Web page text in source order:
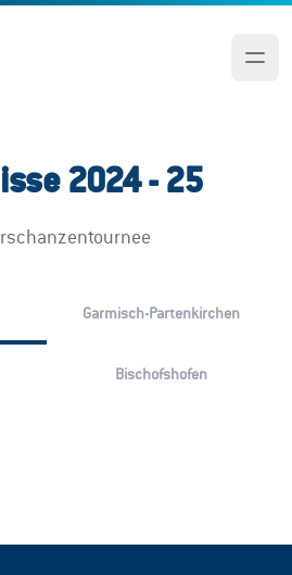
2024 - 25
Garmisch-Partenkirchen
Bischofshofen